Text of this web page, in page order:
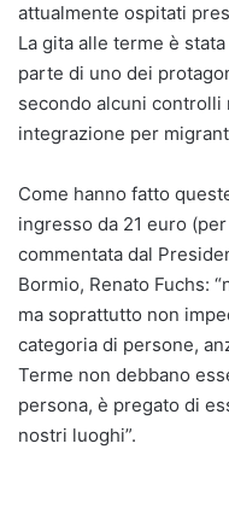
attualmente ospitati
La gita alle terme è
parte di uno dei
secondo alcuni controlli
integrazione per
Come hanno fatto
ingresso da 21 euro
commentata dal
Bormio, Renato Fuchs:
ma soprattutto non
categoria di persone,
Terme non debbano
persona, è pregato di
nostri luoghi”.